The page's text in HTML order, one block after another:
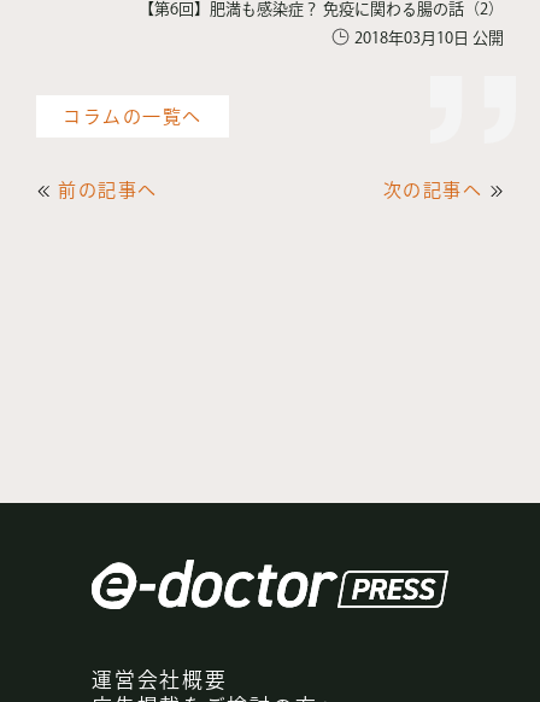
【第6回】肥満も感染症？ 免疫に関わる腸の話（2）
2018年03月10日 公開
前の記事へ
コラムの一覧へ
次の記事へ
運営会社概要